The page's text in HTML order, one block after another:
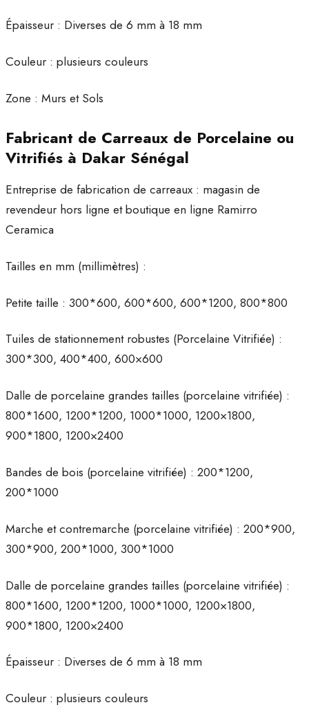
Épaisseur : Diverses de 6 mm à 18 mm
Couleur : plusieurs couleurs
Zone : Murs et Sols
Fabricant de Carreaux de Porcelaine ou
Vitrifiés à Dakar Sénégal
Entreprise de fabrication de carreaux : magasin de
revendeur hors ligne et boutique en ligne Ramirro
Ceramica
Tailles en mm (millimètres) :
Petite taille : 300*600, 600*600, 600*1200, 800*800
Tuiles de stationnement robustes (Porcelaine Vitrifiée) :
300*300, 400*400, 600×600
Dalle de porcelaine grandes tailles (porcelaine vitrifiée) :
800*1600, 1200*1200, 1000*1000, 1200×1800,
900*1800, 1200×2400
Bandes de bois (porcelaine vitrifiée) : 200*1200,
200*1000
Marche et contremarche (porcelaine vitrifiée) : 200*900,
300*900, 200*1000, 300*1000
Dalle de porcelaine grandes tailles (porcelaine vitrifiée) :
800*1600, 1200*1200, 1000*1000, 1200×1800,
900*1800, 1200×2400
Épaisseur : Diverses de 6 mm à 18 mm
Couleur : plusieurs couleurs